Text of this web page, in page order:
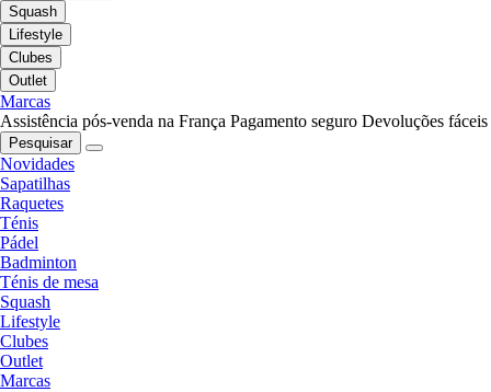
Squash
Lifestyle
Clubes
Outlet
Marcas
Assistência pós-venda na França Pagamento seguro Devoluções fáceis
Pesquisar
Novidades
Sapatilhas
Raquetes
Ténis
Pádel
Badminton
Ténis de mesa
Squash
Lifestyle
Clubes
Outlet
Marcas